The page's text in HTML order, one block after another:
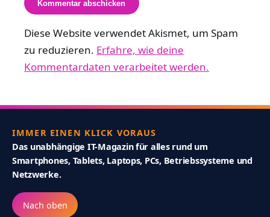
Diese Website verwendet Akismet, um Spam
zu reduzieren. Erfahre, wie deine
Kommentardaten verarbeitet werden.
IMMER EINEN KLICK VORAUS
Das unabhängige IT-Magazin für alles rund um
Smartphones, Tablets, Laptops, PCs, Betriebssysteme und
Netzwerke.
Nach oben